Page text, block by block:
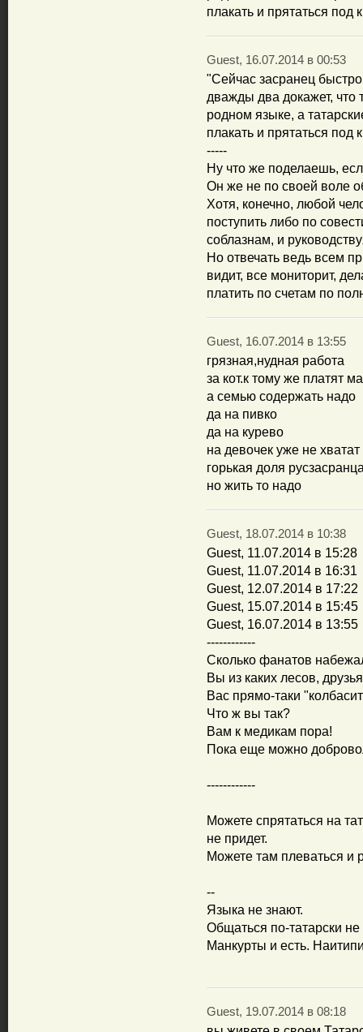
плакать и прятаться под
Guest, 16.07.2014 в 00:53
"Сейчас засранец
дважды два докажет, что
родном языке, а
плакать и прятаться под
-----
Ну что же поделаешь,
Он же не по своей воле
Хотя, конечно, любой
поступить либо по
соблазнам, и
Но отвечать ведь всем
видит, все мониторит,
платить по счетам по
Guest, 16.07.2014 в 13:55
грязная,нудная работа
за кот.к тому же платят
а семью содержать надо
да на пивко
да на курево
на девочек уже не хватат
горькая доля
но жить то надо
Guest, 18.07.2014 в 10:38
Guest, 11.07.2014 в 15:28
Guest, 11.07.2014 в 16:31
Guest, 12.07.2014 в 17:22
Guest, 15.07.2014 в 15:45
Guest, 16.07.2014 в 13:55
------------
Сколько фанатов
Вы из каких лесов,
Вас прямо-таки
Что ж вы так?
Вам к медикам пора!
Пока еще можно
------------
Можете спрятаться на
не придет.
Можете там плеваться и
--
Языка не знают.
Общаться по-татарски
Манкурты и есть.
Guest, 19.07.2014 в 08:18